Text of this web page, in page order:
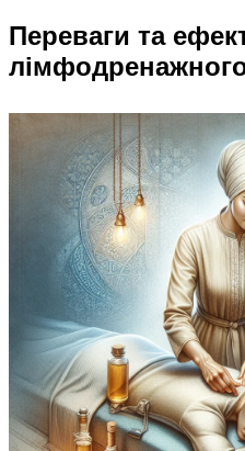
Переваги та